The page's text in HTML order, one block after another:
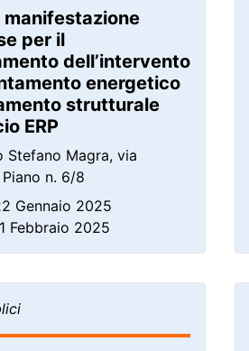
per il
dell’intervento
energetico
strutturale
ERP
Stefano Magra, via
n. 6/8
Gennaio 2025
Febbraio 2025